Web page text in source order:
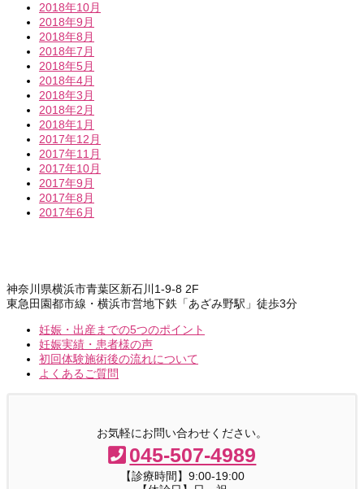
2018年10月
2018年9月
2018年8月
2018年7月
2018年5月
2018年4月
2018年3月
2018年2月
2018年1月
2017年12月
2017年11月
2017年10月
2017年9月
2017年8月
2017年6月
神奈川県横浜市青葉区新石川1-9-8 2F
東急田園都市線・横浜市営地下鉄「あざみ野駅」徒歩3分
妊娠・出産までの5つのポイント
妊娠実績・患者様の声
初回体験施術後の流れについて
よくあるご質問
お気軽にお問い合わせください。
045-507-4989
【診療時間】9:00-19:00